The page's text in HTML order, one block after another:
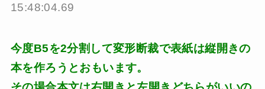
15:48:04.69
今度B5を2分割して変形断裁で表紙は縦開きの
本を作ろうとおもいます。